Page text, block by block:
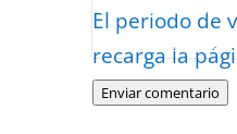
El periodo de
recarga la
Enviar comentario
Protegidos por
Términos